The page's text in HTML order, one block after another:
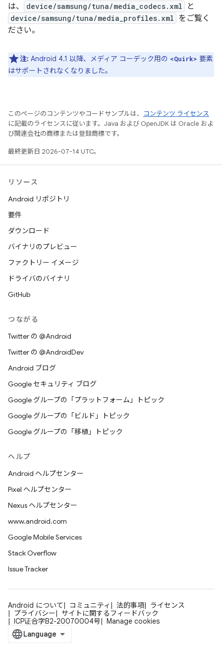
は、
device/samsung/tuna/media_codecs.xml と
device/samsung/tuna/media_profiles.xml をご覧く
ださい。
注: Android 4.1 以降、メディア コーデック用の <Quirk> 要素
はサポートされなくなりました。
このページのコンテンツやコードサンプルは、
コンテンツ ライセンス
に記載のライセンスに従います。Java および OpenJDK は Oracle およ
び関連会社の商標または登録商標です。
最終更新日 2026-07-14 UTC。
リソース
Android リポジトリ
要件
ダウンロード
バイナリのプレビュー
ファクトリー イメージ
ドライバのバイナリ
GitHub
つながる
Twitter の @Android
Twitter の @AndroidDev
Android ブログ
Google セキュリティ ブログ
Google グループの「プラットフォーム」トピック
Google グループの「ビルド」トピック
Google グループの「移植」トピック
ヘルプ
Android ヘルプセンター
Pixel ヘルプセンター
Nexus ヘルプセンター
www.android.com
Google Mobile Services
Stack Overflow
Issue Tracker
Android について コミュニティ 法的事項
ライセンス
プライバシー
サイトに関するフィードバック
ICP证合字B2-20070004号
Manage cookies